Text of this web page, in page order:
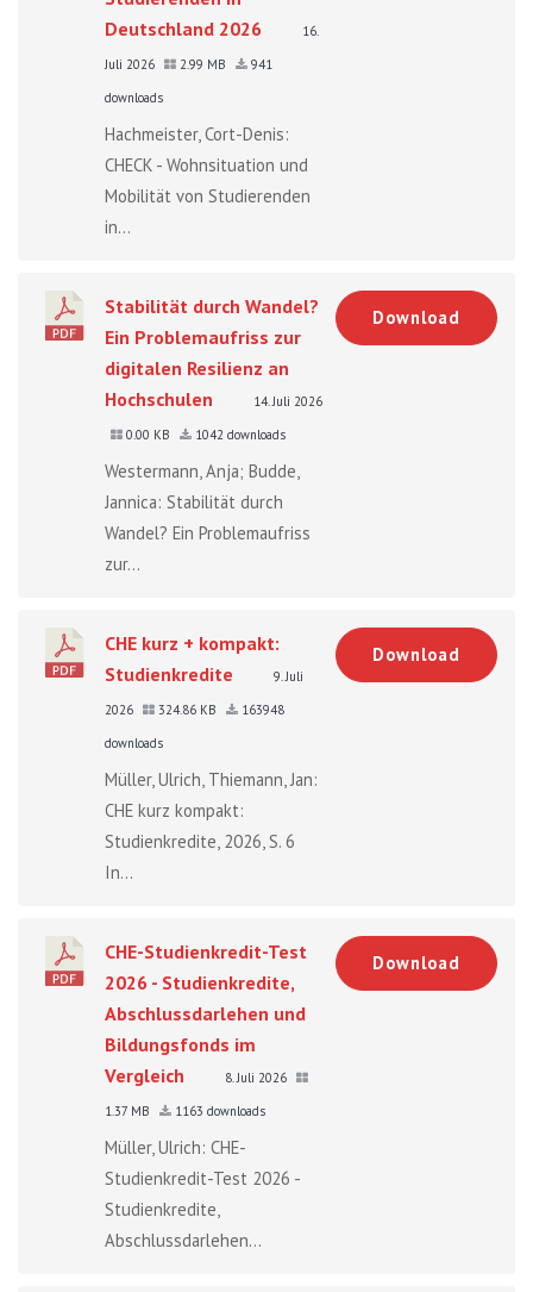
Deutschland 2026
16.
Juli 2026
2.99 MB
941
downloads
Hachmeister, Cort-Denis:
CHECK - Wohnsituation und
Mobilität von Studierenden
in...
Stabilität durch Wandel?
Ein Problemaufriss zur
digitalen Resilienz an
Hochschulen
14. Juli 2026
0.00 KB
1042 downloads
Westermann, Anja; Budde,
Jannica: Stabilität durch
Wandel? Ein Problemaufriss
zur...
Download
CHE kurz + kompakt:
Studienkredite
9. Juli
2026
324.86 KB
163948
downloads
Müller, Ulrich, Thiemann, Jan:
CHE kurz kompakt:
Studienkredite, 2026, S. 6
In...
Download
CHE-Studienkredit-Test
2026 - Studienkredite,
Abschlussdarlehen und
Bildungsfonds im
Vergleich
8. Juli 2026
1.37 MB
1163 downloads
Müller, Ulrich: CHE-
Studienkredit-Test 2026 -
Studienkredite,
Abschlussdarlehen...
Download